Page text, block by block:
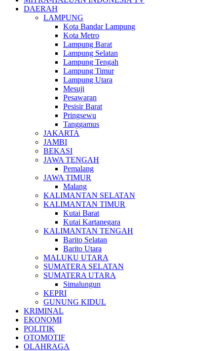
DAERAH
LAMPUNG
Kota Bandar Lampung
Kota Metro
Lampung Barat
Lampung Selatan
Lampung Tengah
Lampung Timur
Lampung Utara
Mesuji
Pesawaran
Pesisir Barat
Pringsewu
Tanggamus
JAKARTA
JAMBI
BEKASI
JAWA TENGAH
Pemalang
JAWA TIMUR
Malang
KALIMANTAN SELATAN
KALIMANTAN TIMUR
Kutai Barat
Kutai Kartanegara
KALIMANTAN TENGAH
Barito Selatan
Barito Utara
MALUKU UTARA
SUMATERA SELATAN
SUMATERA UTARA
Simalungun
KEPRI
GUNUNG KIDUL
KRIMINAL
EKONOMI
POLITIK
OTOMOTIF
OLAHRAGA